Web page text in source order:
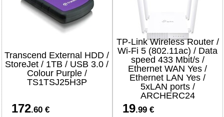
Transcend External HDD /
StoreJet / 1TB / USB 3.0 /
Colour Purple /
TS1TSJ25H3P
172.60 €
TP-Link Wireless Router /
Wi-Fi 5 (802.11ac) / Data
speed 433 Mbit/s /
Ethernet WAN Yes /
Ethernet LAN Yes /
5xLAN ports /
ARCHERC24
19.99 €